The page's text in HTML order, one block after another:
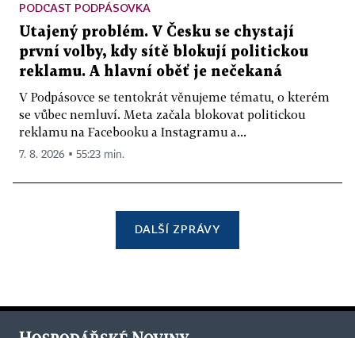
PODCAST PODPÁSOVKA
Utajený problém. V Česku se chystají
první volby, kdy sítě blokují politickou
reklamu. A hlavní oběť je nečekaná
V Podpásovce se tentokrát věnujeme tématu, o kterém
se vůbec nemluví. Meta začala blokovat politickou
reklamu na Facebooku a Instagramu a...
7. 8. 2026 ▪ 55:23 min.
DALŠÍ ZPRÁVY